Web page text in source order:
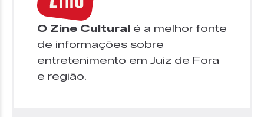
O Zine Cultural é a melhor fonte
de informações sobre
entretenimento em Juiz de Fora
e região.